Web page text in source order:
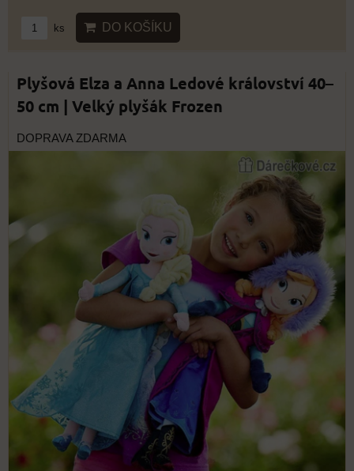
ks DO KOŠÍKU
Plyšová Elza a Anna Ledové království 40–
50 cm | Velký plyšák Frozen
DOPRAVA ZDARMA